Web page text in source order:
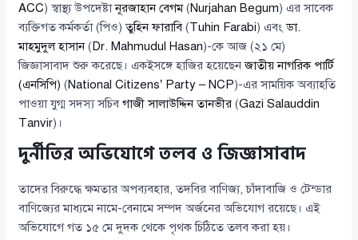
ACC) স্বাস্থ্য উপদেষ্টানূরজাহান বেগম(Nurjahan Begum) এর সাবেক
ব্যক্তিগত কর্মকর্তা (পিও)তুহিন ফারাবি(Tuhin Farabi) এবংডা.
মাহমুদুল হাসান( Dr. Mahmudul Hasan)-কে আজ (২১ মে)
জিজ্ঞাসাবাদ শুরু করেছে। একইসঙ্গে হাজির হয়েছেনজাতীয় নাগরিক পার্টি
(এনসিপি) (National Citizens’ Party – NCP)-এর সাময়িক অব্যাহতি
পাওয়া যুগ্ম সদস্য সচিবগাজী সালাউদ্দিন তানভীর (Gazi Salauddin
Tanvir)।
দুর্নীতির অভিযোগে তলব ও জিজ্ঞাসাবাদ
তাদের বিরুদ্ধে ক্ষমতার অপব্যবহার, তদবির বাণিজ্য, চাঁদাবাজি ও টেন্ডার
বাণিজ্যের মাধ্যমে নামে-বেনামে সম্পদ অর্জনের অভিযোগ রয়েছে। এই
অভিযোগে গত ১৫ মে দুদক থেকে পৃথক চিঠিতে তলব করা হয়।